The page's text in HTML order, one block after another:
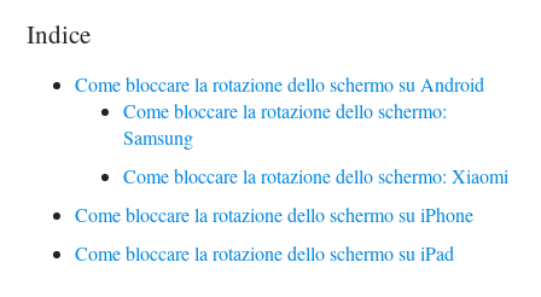
Indice
Come bloccare la rotazione dello schermo su Android
Come bloccare la rotazione dello schermo:
Samsung
Come bloccare la rotazione dello schermo: Xiaomi
Come bloccare la rotazione dello schermo su iPhone
Come bloccare la rotazione dello schermo su iPad